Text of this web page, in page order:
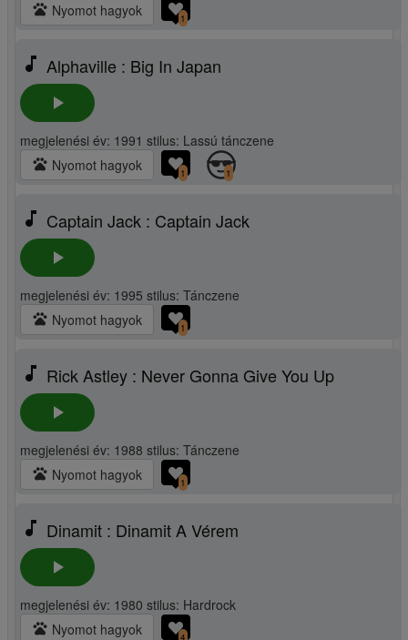
pets Nyomot hagyok 1
music_note Alphaville : Big In Japan
play_arrow
megjelenési év: 1991 stilus: Lassú tánczene
pets Nyomot hagyok 1 1
music_note Captain Jack : Captain Jack
play_arrow
megjelenési év: 1995 stilus: Tánczene
pets Nyomot hagyok 1
music_note Rick Astley : Never Gonna Give You Up
play_arrow
megjelenési év: 1988 stilus: Tánczene
pets Nyomot hagyok 1
music_note Dinamit : Dinamit A Vérem
play_arrow
megjelenési év: 1980 stilus: Hardrock
pets Nyomot hagyok 4